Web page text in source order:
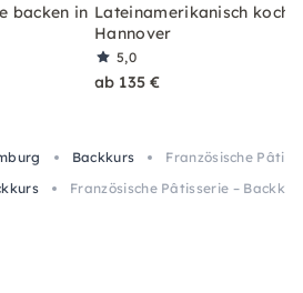
backen in Lateinamerikanisch
Hannover
5,0
ab 135 €
Backkurs
Französische
Französische Pâtisserie –